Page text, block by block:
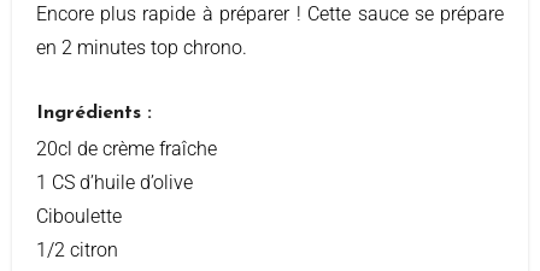
Encore plus rapide à préparer ! Cette sauce se prépare
en 2 minutes top chrono.
Ingrédients :
20cl de crème fraîche
1 CS d’huile d’olive
Ciboulette
1/2 citron